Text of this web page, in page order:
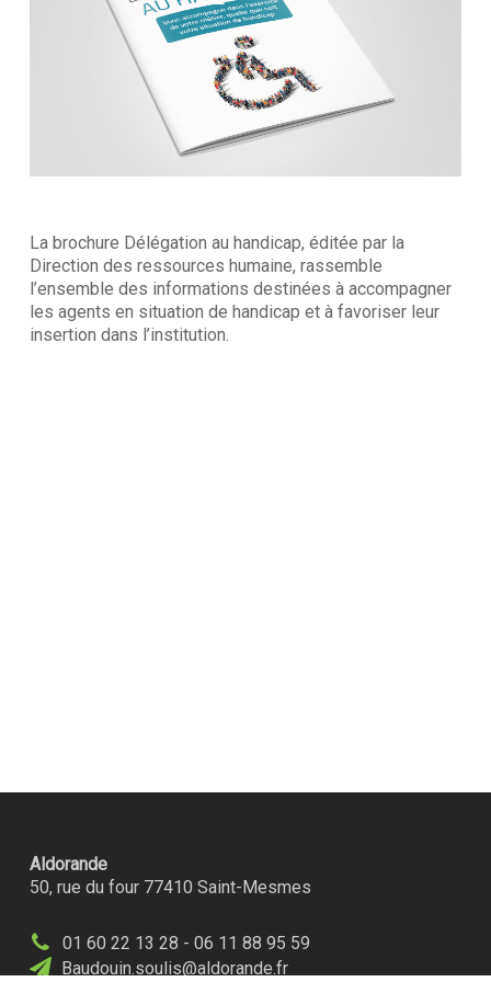
La brochure Délégation au handicap, éditée par la
Direction des ressources humaine, rassemble
l’ensemble des informations destinées à accompagner
les agents en situation de handicap et à favoriser leur
insertion dans l’institution.
Aldorande
50, rue du four 77410 Saint-Mesmes
01 60 22 13 28 - 06 11 88 95 59
Baudouin.soulis@aldorande.fr